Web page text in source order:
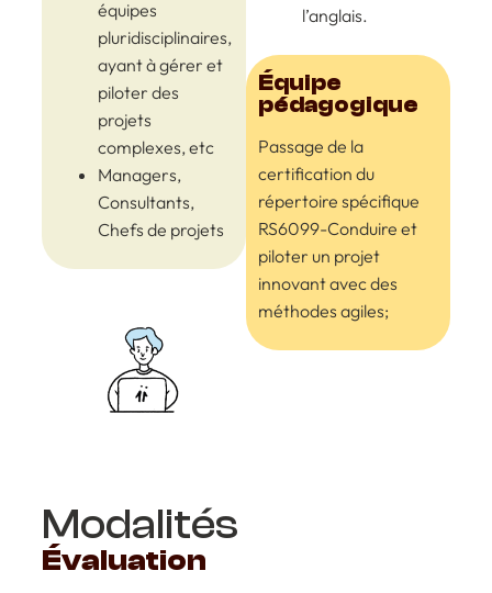
équipes
pluridisciplinaires,
ayant à gérer et
piloter des
projets
complexes, etc
Managers,
Consultants,
Chefs de projets
l’anglais.
Équipe
pédagogique
Passage de la
certification du
répertoire spécifique
RS6099-Conduire et
piloter un projet
innovant avec des
méthodes agiles;
Modalités
Évaluation